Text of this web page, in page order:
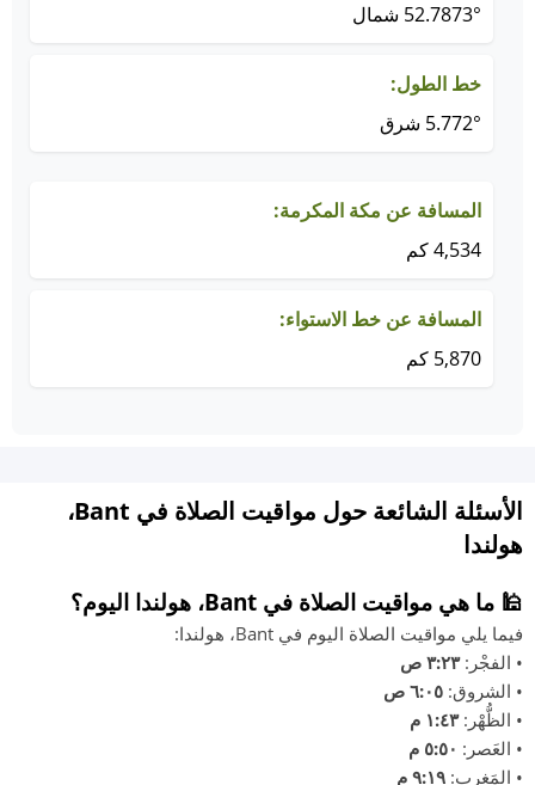
52.7873° شمال
خط الطول:
5.772° شرق
المسافة عن مكة المكرمة:
4,534 كم
المسافة عن خط الاستواء:
5,870 كم
الأسئلة الشائعة حول مواقيت الصلاة في Bant،
هولندا
🕌 ما هي مواقيت الصلاة في Bant، هولندا اليوم؟
فيما يلي مواقيت الصلاة اليوم في Bant، هولندا:
• الفجْر:٣:٢٣ ص
• الشروق: ٦:٠٥ ص
• الظُّهْر:١:٤٣ م
• العَصر: ٥:٥٠ م
• المَغرب: ٩:١٩ م